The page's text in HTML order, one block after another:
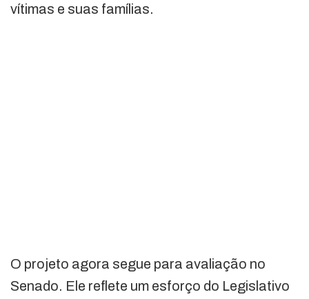
vítimas e suas famílias.
O projeto agora segue para avaliação no
Senado. Ele reflete um esforço do Legislativo